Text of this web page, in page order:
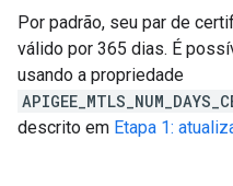
Por padrão, seu par de
válido por 365 dias. É
usando a propriedade
descrito em Etapa 1: